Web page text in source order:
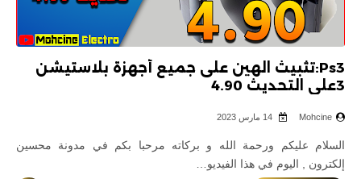
Ps3:تثبيث الهين على جميع أجهزة بلاستيشن
3على التحديث 4.90
Mohcine
السلام عليكم ورحمة الله و بركاته مرحبا بكم في مدونة محسين
إلكترون , اليوم في هذا الفيديو…